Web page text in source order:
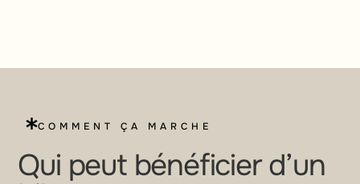
COMMENT ÇA MARCHE
Qui peut bénéficier d’un